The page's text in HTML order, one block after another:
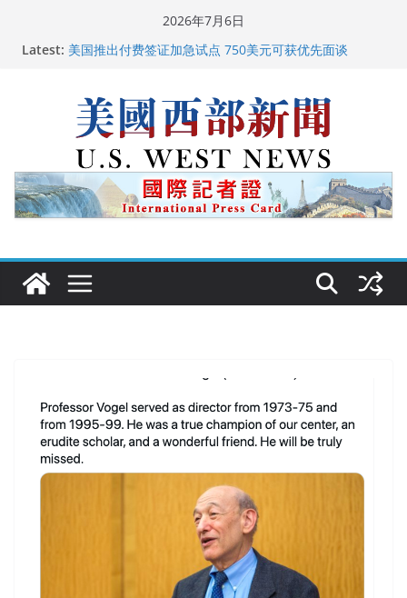
2026年7月6日
Latest: 美国推出付费签证加急试点 750美元可获优先面谈
美国最高法院维持“出生公民权” : 出生在美国就是美国
人！
中国驻美国大使谢锋邀请美国老教师罗纳德·萨科尔斯基
再次访华
广州市沉香协会会长周天明：让沉香有序走向世界